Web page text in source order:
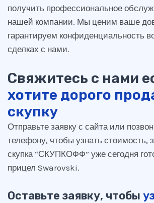
получить профессиональное
нашей компании. Мы ценим ваше
гарантируем конфиденциальность
сделках с нами.
Свяжитесь с нами
хотите дорого
скупку
Отправьте заявку с сайта или
телефону, чтобы узнать стоимость,
скупка “СКУПКОФФ” уже сегодня
прицел Swarovski.
Оставьте заявку, чтобы